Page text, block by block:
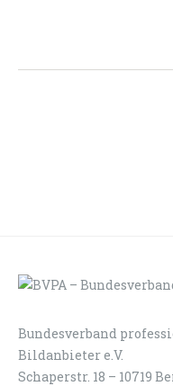
Bundesverband
Bildanbieter e.V.
Schaperstr. 18 – 10719